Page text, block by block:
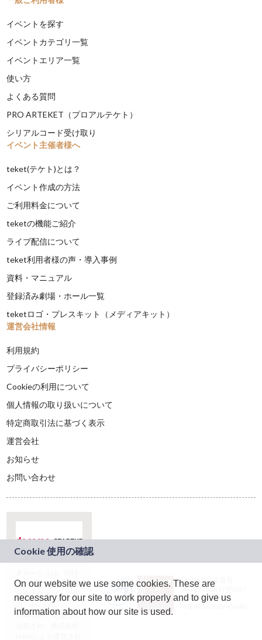
イベントを探す
イベントカテゴリ一覧
イベントエリア一覧
使い方
よくある質問
PRO ARTEKET（プロアルテケト）
シリアルコード受け取り
イベント主催者様へ
teket(テケト)とは？
イベント作成の方法
ご利用料金について
teketの機能ご紹介
ライブ配信について
teket利用者様の声・導入事例
資料・マニュアル
登録済み劇場・ホール一覧
teketロゴ・プレスキット（メディアキット）
運営会社情報
利用規約
プライバシーポリシー
Cookieの利用について
個人情報の取り扱いについて
特定商取引法に基づく表示
運営会社
お知らせ
お問い合わせ
ドコモグループの新
規事業創出プログラ
ム「docomo
STARTUP」を通じて
JASRAC許諾番号：
9024936001Y45037
JASRAC許諾番号：
On our website we use some cookies. These are
necessary for our site to work properly and to give us
information about how our site is used.